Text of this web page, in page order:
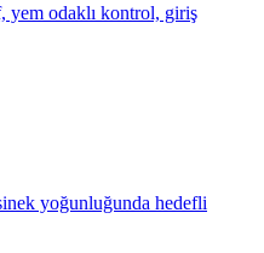
yem odaklı kontrol, giriş
yoğunluğunda hedefli